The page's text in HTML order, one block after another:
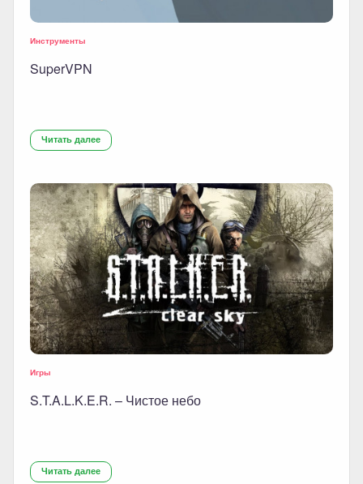
Инструменты
SuperVPN
Читать далее
Игры
S.T.A.L.K.E.R. – Чистое небо
Читать далее